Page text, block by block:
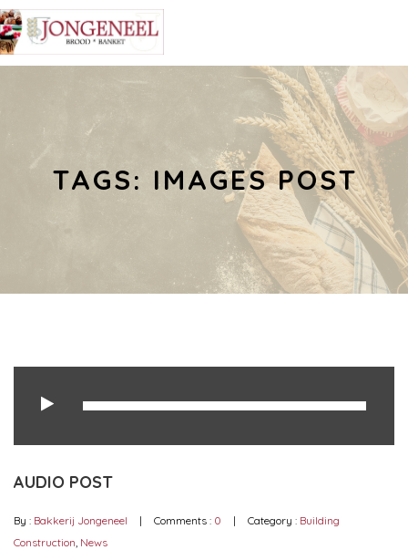
TAGS: IMAGES POST
AUDIO POST
By : Bakkerij Jongeneel Comments : 0 Category : Building
Construction News